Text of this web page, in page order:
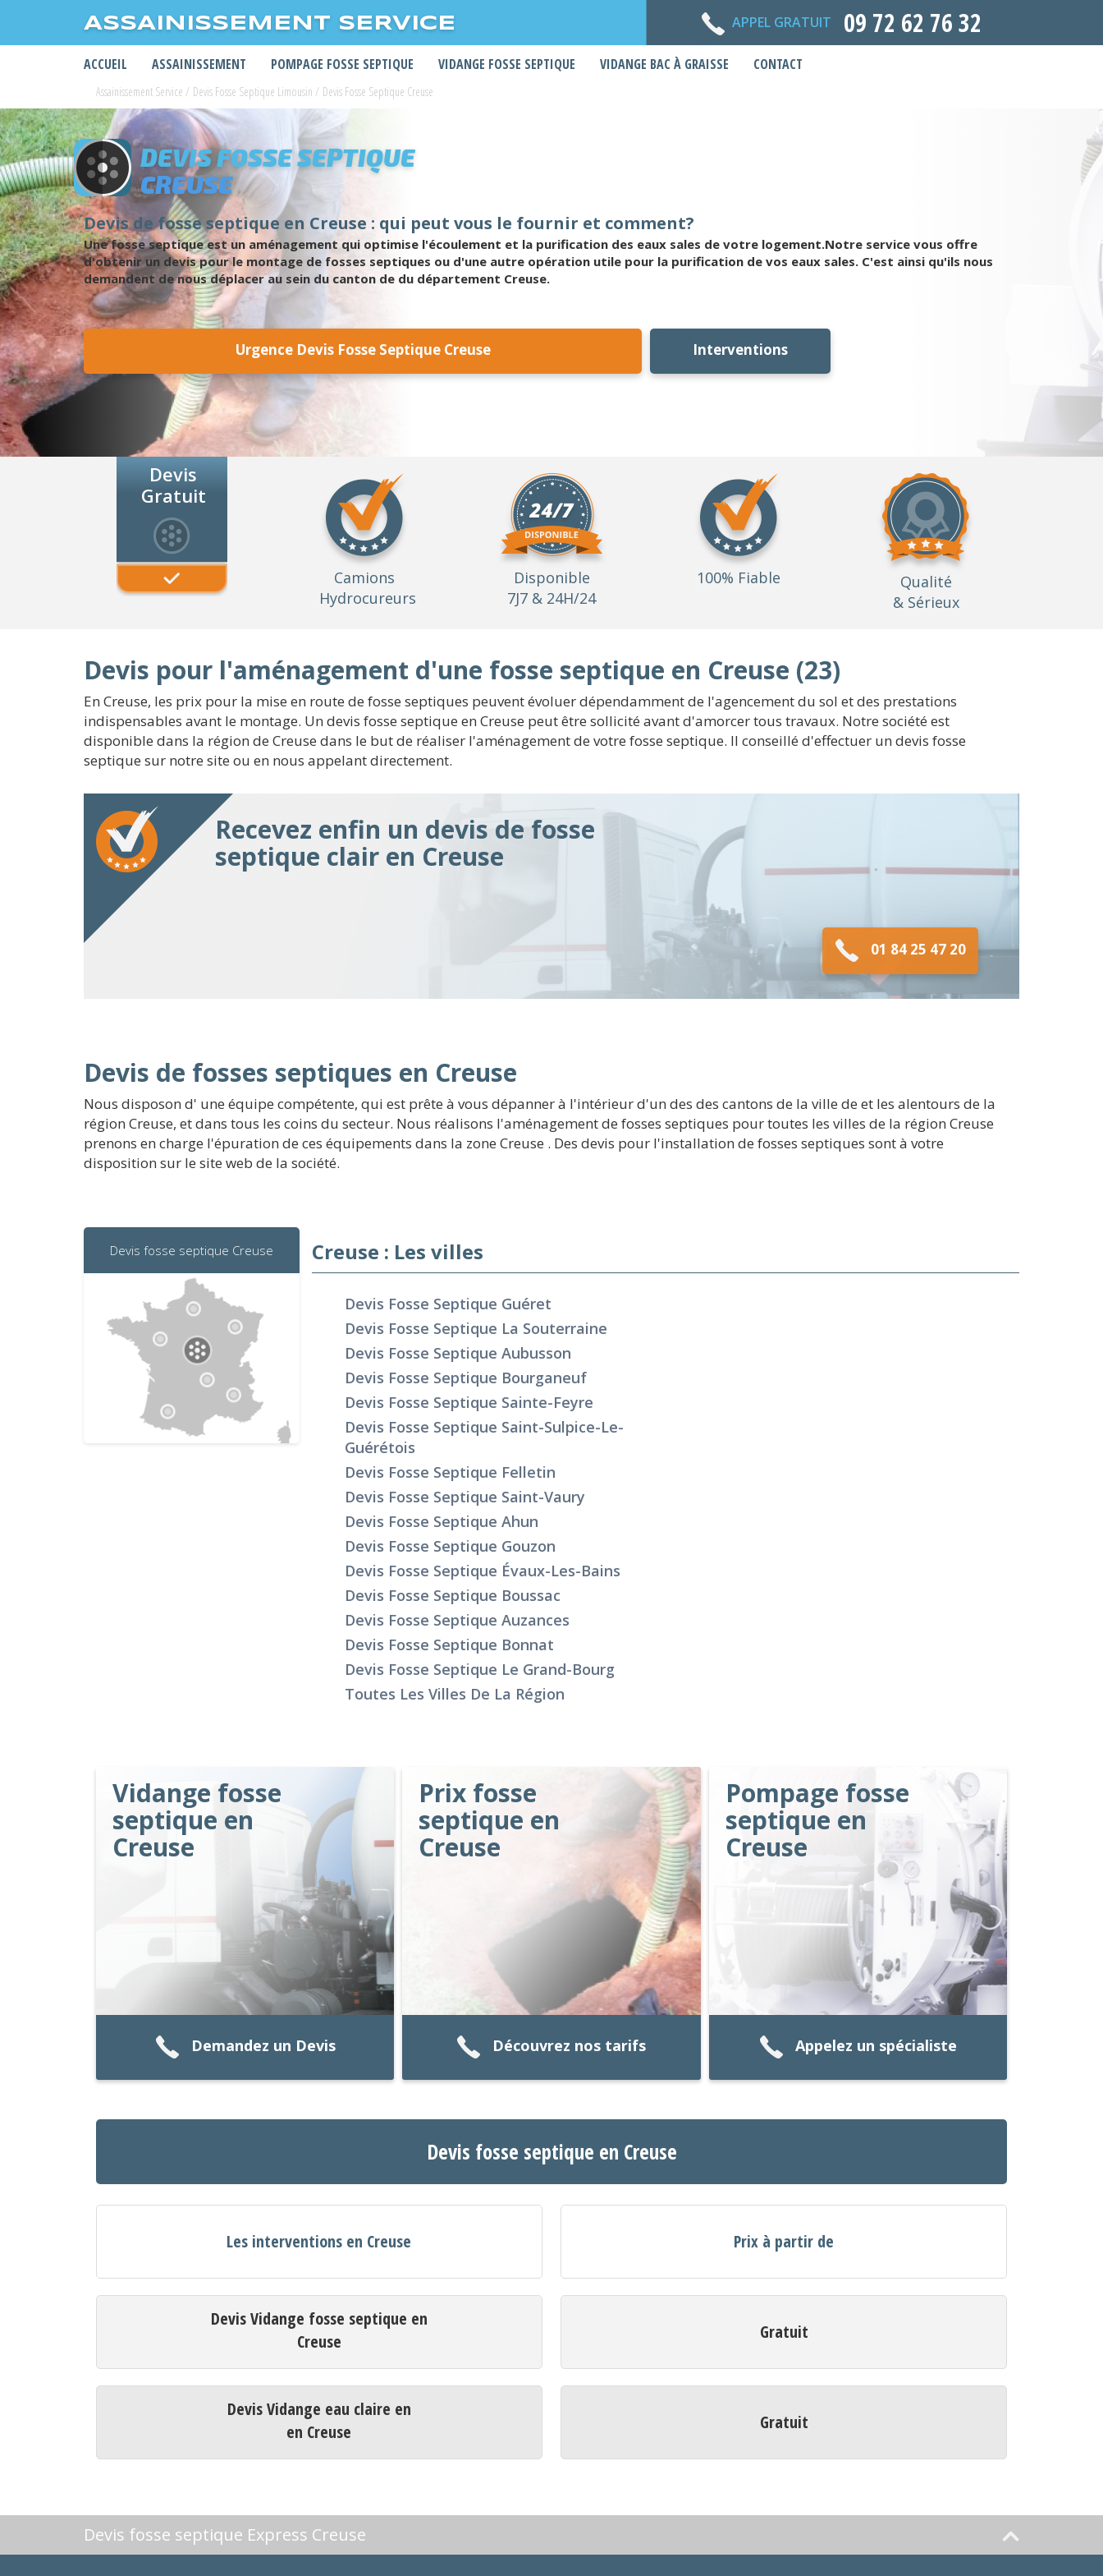
ASSAINISSEMENT SERVICE APPEL GRATUIT 09 72 62 76 32
ACCUEIL ASSAINISSEMENT POMPAGE FOSSE SEPTIQUE VIDANGE FOSSE SEPTIQUE VIDANGE BAC À GRAISSE CONTACT
Assainissement Service / Devis Fosse Septique Limousin / Devis Fosse Septique Creuse
DEVIS FOSSE SEPTIQUE
CREUSE
Devis de fosse septique en Creuse : qui peut vous le fournir et comment?
Une fosse septique est un aménagement qui optimise l'écoulement et la purification des eaux sales de votre logement.Notre service vous offre
d'obtenir un devis pour le montage de fosses septiques ou d'une autre opération utile pour la purification de vos eaux sales. C'est ainsi qu'ils nous
demandent de nous déplacer au sein du canton de du département Creuse.
Urgence Devis Fosse Septique Creuse Interventions
Devis
Gratuit
Camions
Hydrocureurs
Disponible
7J7 & 24H/24
100% Fiable
Qualité
& Sérieux
Devis pour l'aménagement d'une fosse septique en Creuse (23)
En Creuse, les prix pour la mise en route de fosse septiques peuvent évoluer dépendamment de l'agencement du sol et des prestations
indispensables avant le montage. Un devis fosse septique en Creuse peut être sollicité avant d'amorcer tous travaux. Notre société est
disponible dans la région de Creuse dans le but de réaliser l'aménagement de votre fosse septique. Il conseillé d'effectuer un devis fosse
septique sur notre site ou en nous appelant directement.
Recevez enfin un devis de fosse
septique clair en Creuse
01 84 25 47 20
Devis de fosses septiques en Creuse
Nous disposon d' une équipe compétente, qui est prête à vous dépanner à l'intérieur d'un des des cantons de la ville de et les alentours de la
région Creuse, et dans tous les coins du secteur. Nous réalisons l'aménagement de fosses septiques pour toutes les villes de la région Creuse
prenons en charge l'épuration de ces équipements dans la zone Creuse . Des devis pour l'installation de fosses septiques sont à votre
disposition sur le site web de la société.
Devis fosse septique Creuse Creuse : Les villes
Devis Fosse Septique Guéret
Devis Fosse Septique La Souterraine
Devis Fosse Septique Aubusson
Devis Fosse Septique Bourganeuf
Devis Fosse Septique Sainte-Feyre
Devis Fosse Septique Saint-Sulpice-Le-
Guérétois
Devis Fosse Septique Felletin
Devis Fosse Septique Saint-Vaury
Devis Fosse Septique Ahun
Devis Fosse Septique Gouzon
Devis Fosse Septique Évaux-Les-Bains
Devis Fosse Septique Boussac
Devis Fosse Septique Auzances
Devis Fosse Septique Bonnat
Devis Fosse Septique Le Grand-Bourg
Toutes Les Villes De La Région
Vidange fosse
septique en
Creuse
Demandez un Devis
Prix fosse
septique en
Creuse
Découvrez nos tarifs
Pompage fosse
septique en
Creuse
Appelez un spécialiste
Devis fosse septique en Creuse
Les interventions en Creuse Prix à partir de
Devis Vidange fosse septique en
Creuse
Gratuit
Devis Vidange eau claire en
en Creuse
Gratuit
Devis fosse septique Express Creuse